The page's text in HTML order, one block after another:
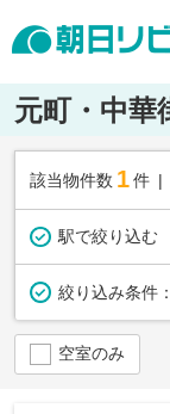
元町・中華
該当物件数 1件
駅で絞り込む
絞り込み条件：
空室のみ